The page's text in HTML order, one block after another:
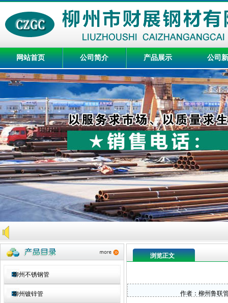
网站首页 公司简介 产品展示 公司
柳州不锈钢管
柳州镀锌管
浏览正文
作者：柳州鲁联